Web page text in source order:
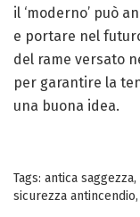
il ‘moderno’ può
e portare nel
del rame versato
per garantire la
una buona idea.
Tags: antica saggezza,
sicurezza antincendio,